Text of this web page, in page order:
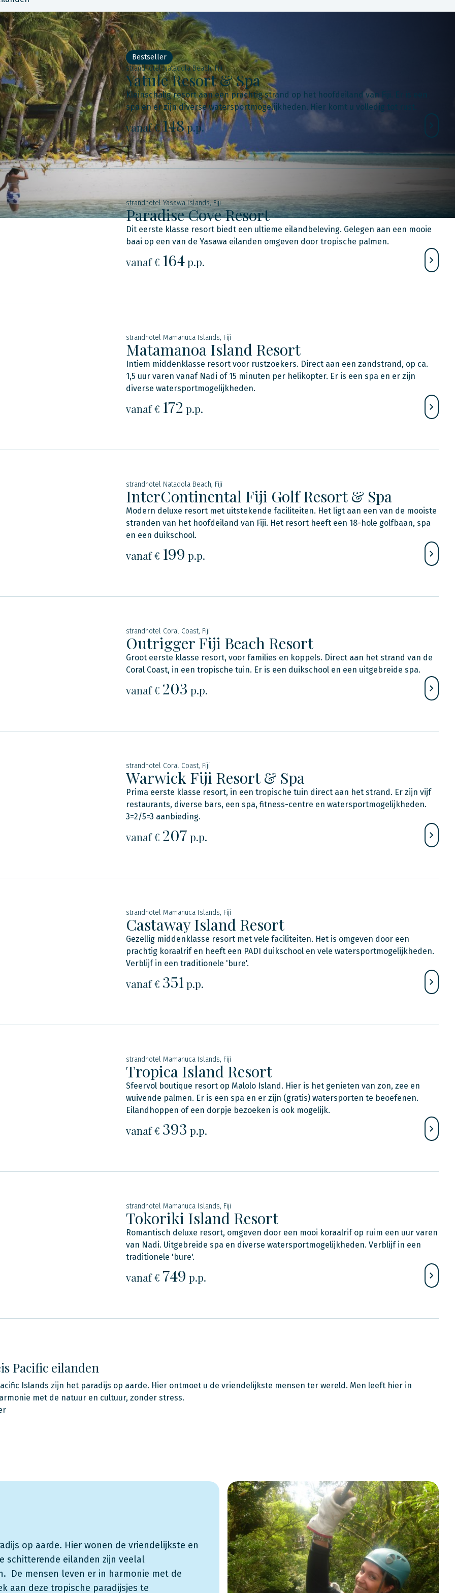
Bestseller
strandhotel Natadola Beach, Fiji
Yatule Resort & Spa
Kleinschalig resort aan een prachtig strand op het hoofdeiland van Fiji. Er is een
spa en er zijn diverse watersportmogelijkheden. Hier komt u volledig tot rust.
vanaf €148p.p.
strandhotel Yasawa Islands, Fiji
Paradise Cove Resort
Dit eerste klasse resort biedt een ultieme eilandbeleving. Gelegen aan een mooie
baai op een van de Yasawa eilanden omgeven door tropische palmen.
vanaf € 164p.p.
strandhotel Mamanuca Islands, Fiji
Matamanoa Island Resort
Intiem middenklasse resort voor rustzoekers. Direct aan een zandstrand, op ca.
1,5 uur varen vanaf Nadi of 15 minuten per helikopter. Er is een spa en er zijn
diverse watersportmogelijkheden.
vanaf € 172 p.p.
strandhotel Natadola Beach, Fiji
InterContinental Fiji Golf Resort & Spa
Modern deluxe resort met uitstekende faciliteiten. Het ligt aan een van de mooiste
stranden van het hoofdeiland van Fiji. Het resort heeft een 18-hole golfbaan, spa
en een duikschool.
vanaf € 199 p.p.
strandhotel Coral Coast, Fiji
Outrigger Fiji Beach Resort
Groot eerste klasse resort, voor families en koppels. Direct aan het strand van de
Coral Coast, in een tropische tuin. Er is een duikschool en een uitgebreide spa.
vanaf € 203 p.p.
strandhotel Coral Coast, Fiji
Warwick Fiji Resort & Spa
Prima eerste klasse resort, in een tropische tuin direct aan het strand. Er zijn vijf
restaurants, diverse bars, een spa, fitness-centre en watersportmogelijkheden.
3=2/5=3 aanbieding.
vanaf € 207 p.p.
strandhotel Mamanuca Islands, Fiji
Castaway Island Resort
Gezellig middenklasse resort met vele faciliteiten. Het is omgeven door een
prachtig koraalrif en heeft een PADI duikschool en vele watersportmogelijkheden.
Verblijf in een traditionele 'bure'.
vanaf € 351 p.p.
strandhotel Mamanuca Islands, Fiji
Tropica Island Resort
Sfeervol boutique resort op Malolo Island. Hier is het genieten van zon, zee en
wuivende palmen. Er is een spa en er zijn (gratis) watersporten te beoefenen.
Eilandhoppen of een dorpje bezoeken is ook mogelijk.
vanaf € 393 p.p.
strandhotel Mamanuca Islands, Fiji
Tokoriki Island Resort
Romantisch deluxe resort, omgeven door een mooi koraalrif op ruim een uur varen
van Nadi. Uitgebreide spa en diverse watersportmogelijkheden. Verblijf in een
traditionele 'bure'.
vanaf € 749 p.p.
Pacific eilanden
Islands zijn het paradijs op aarde. Hier ontmoet u de vriendelijkste mensen ter wereld. Men leeft hier in
met de natuur en cultuur, zonder stress.
op aarde. Hier wonen de vriendelijkste en
schitterende eilanden zijn veelal
De mensen leven er in harmonie met de
aan deze tropische paradijsjes te